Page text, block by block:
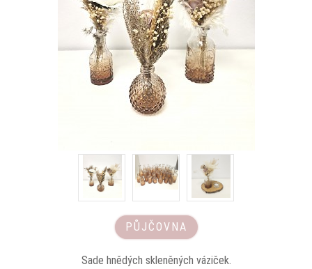
PŮJČOVNA
Sade hnědých skleněných váziček.